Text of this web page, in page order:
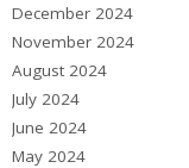
December 2024
November 2024
August 2024
July 2024
June 2024
May 2024